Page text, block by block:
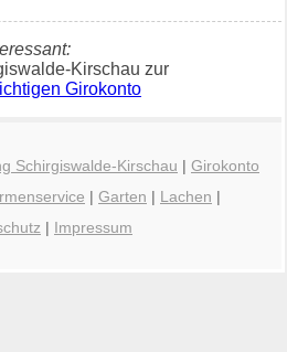
Kirschau zur
Girokonto
Schirgiswalde-Kirschau | Girokonto
| Garten | Lachen |
| Impressum